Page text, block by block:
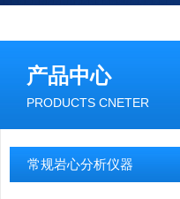
产品中心
PRODUCTS CNETER
常规岩心分析仪器